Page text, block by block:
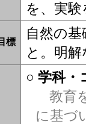
を、実
標
自然の
と。明
○ 学科・
教育
に基づ